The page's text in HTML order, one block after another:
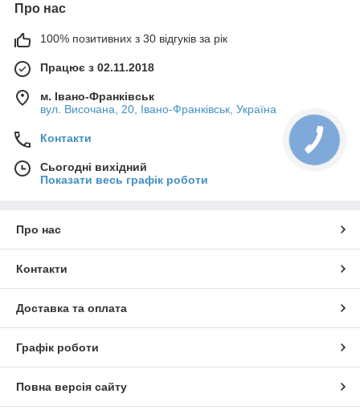
Про нас
100% позитивних з 30 відгуків за рік
Працює з 02.11.2018
м. Івано-Франківськ
вул. Височана, 20, Івано-Франківськ, Україна
Контакти
Сьогодні вихідний
Показати весь графік роботи
Про нас
Контакти
Доставка та оплата
Графік роботи
Повна версія сайту